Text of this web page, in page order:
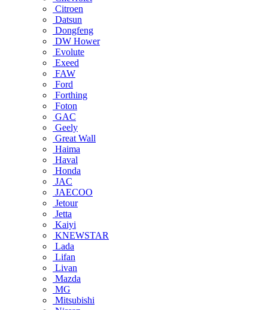
Citroen
Datsun
Dongfeng
DW Hower
Evolute
Exeed
FAW
Ford
Forthing
Foton
GAC
Geely
Great Wall
Haima
Haval
Honda
JAC
JAECOO
Jetour
Jetta
Kaiyi
KNEWSTAR
Lada
Lifan
Livan
Mazda
MG
Mitsubishi